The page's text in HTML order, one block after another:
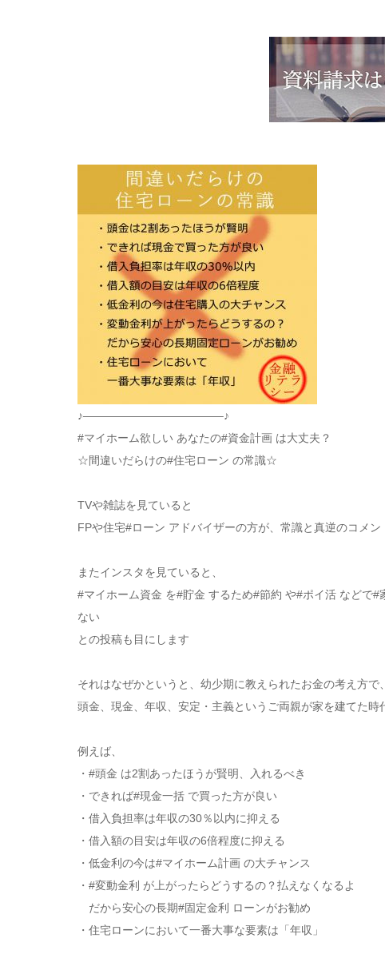
♪————————————–♪
#マイホーム欲しい あなたの#資金計画 は大丈夫？
☆間違いだらけの#住宅ローン の常識☆
TVや雑誌を見ていると
FPや住宅#ローン アドバイザーの方が、常識と真逆のコメ
またインスタを見ていると、
#マイホーム資金 を#貯金 するため#節約 や#ポイ活 などで
ない
との投稿も目にします
それはなぜかというと、幼少期に教えられたお金の考え方で、
頭金、現金、年収、安定・主義というご両親が家を建てた時
例えば、
・#頭金 は2割あったほうが賢明、
入れるべき
・できれば#現金一括 で買った方が良い
・借入負担率は年収の30％以内に抑える
・借入額の目安は年収の6倍程度に抑える
・低金利の今は#マイホーム計画 の大チャンス
・#変動金利 が上がったらどうするの？払えなくなるよ
だから安心の長期#固定金利 ローンがお勧め
・住宅ローンにおいて一番大事な要素は「年収」